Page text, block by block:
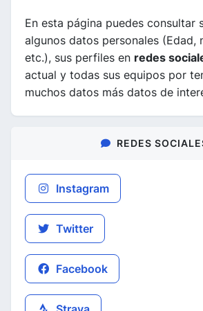
En esta página puedes consultar
algunos datos personales (Edad,
etc.), sus perfiles en redes
actual y todas sus equipos por
muchos datos más datos de
REDES
Instagram
Twitter
Facebook